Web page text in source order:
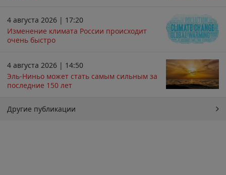
4 августа 2026 | 17:20
Изменение климата России происходит
очень быстро
4 августа 2026 | 14:50
Эль-Ниньо может стать самым сильным за
последние 150 лет
Другие публикации